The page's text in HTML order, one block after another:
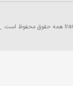
همه حقوق محفوظ است.